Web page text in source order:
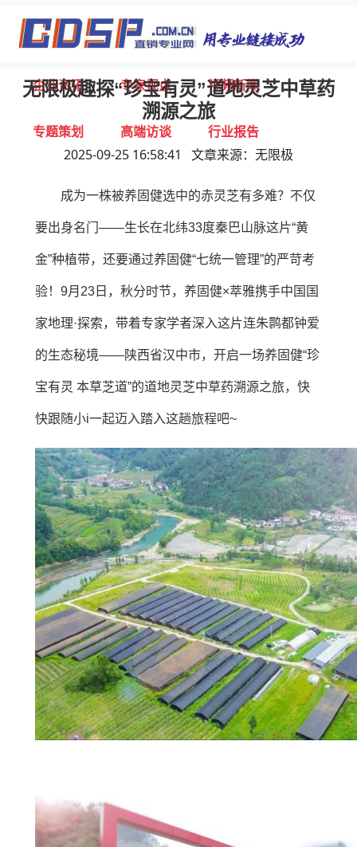
首页 独家报道 行业动态
企业资讯 专家视点 视频新闻
专题策划 高端访谈 行业报告
无限极趣探“珍宝有灵”道地灵芝中草药
溯源之旅
2025-09-25 16:58:41 文章来源：无限极
成为一株被养固健选中的赤灵芝有多难？不仅
要出身名门——生长在北纬33度秦巴山脉这片“黄
金”种植带，还要通过养固健“七统一管理”的严苛考
验！9月23日，秋分时节，养固健×萃雅携手中国国
家地理·探索，带着专家学者深入这片连朱鹮都钟爱
的生态秘境——陕西省汉中市，开启一场养固健“珍
宝有灵 本草芝道”的道地灵芝中草药溯源之旅，快
快跟随小i一起迈入踏入这趟旅程吧~